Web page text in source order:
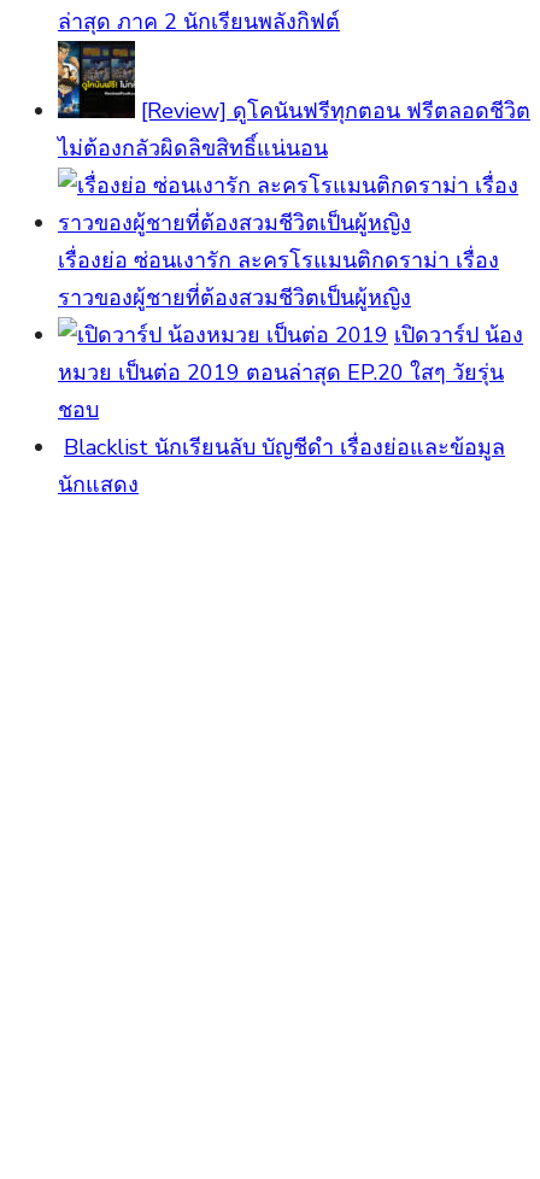
ล่าสุด ภาค 2 นักเรียนพลังกิฟต์
[Review] ดูโคนันฟรีทุกตอน ฟรีตลอดชีวิต
ไม่ต้องกลัวผิดลิขสิทธิ์แน่นอน
เรื่องย่อ ซ่อนเงารัก ละครโรแมนติกดราม่า เรื่อง
ราวของผู้ชายที่ต้องสวมชีวิตเป็นผู้หญิง
เปิดวาร์ป น้อง
หมวย เป็นต่อ 2019 ตอนล่าสุด EP.20 ใสๆ วัยรุ่น
ชอบ
Blacklist นักเรียนลับ บัญชีดำ เรื่องย่อและข้อมูล
นักแสดง